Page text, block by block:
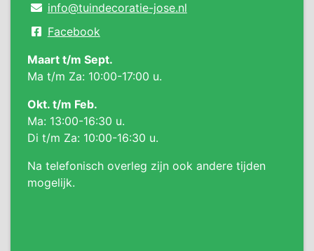
info@tuindecoratie-jose.nl
Facebook
Maart t/m Sept.
Ma t/m Za: 10:00-17:00 u.
Okt. t/m Feb.
Ma: 13:00-16:30 u.
Di t/m Za: 10:00-16:30 u.
Na telefonisch overleg zijn ook andere tijden
mogelijk.